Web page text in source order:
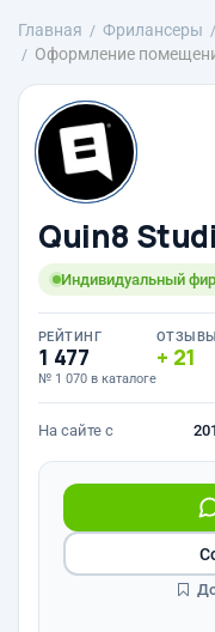
Главная Фрилансеры
Оформление
Quin8
Индивидуальный
РЕЙТИНГ
1 477
№ 1 070 в каталоге
ОТЗЫВЫ
21
На сайте с